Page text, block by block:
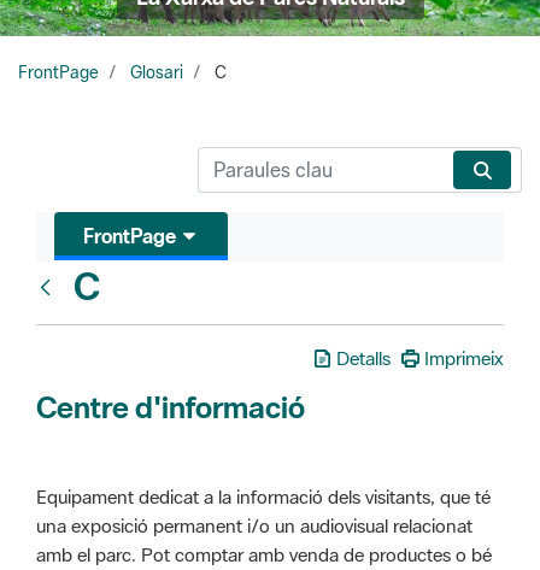
FrontPage Glosari C
FrontPage
C
Detalls Imprimeix
Centre d'informació
Equipament dedicat a la informació dels visitants, que té
una exposició permanent i/o un audiovisual relacionat
amb el parc. Pot comptar amb venda de productes o bé